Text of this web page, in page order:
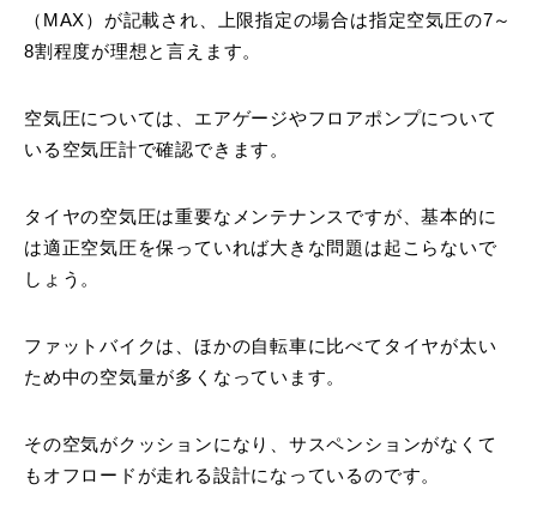
（MAX）が記載され、上限指定の場合は指定空気圧の7～
8割程度が理想と言えます。
空気圧については、エアゲージやフロアポンプについて
いる空気圧計で確認できます。
タイヤの空気圧は重要なメンテナンスですが、基本的に
は適正空気圧を保っていれば大きな問題は起こらないで
しょう。
ファットバイクは、ほかの自転車に比べてタイヤが太い
ため中の空気量が多くなっています。
その空気がクッションになり、サスペンションがなくて
もオフロードが走れる設計になっているのです。